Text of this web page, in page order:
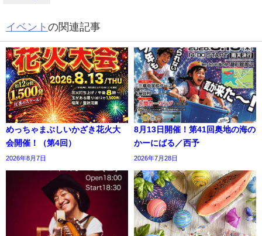
イベント の関連記事
めっちゃまぶしいかざき花火大
会開催！（第4回）
2026年8月7日
8月13日開催！第41回奥地の海の
かーにばる／西予
2026年7月28日